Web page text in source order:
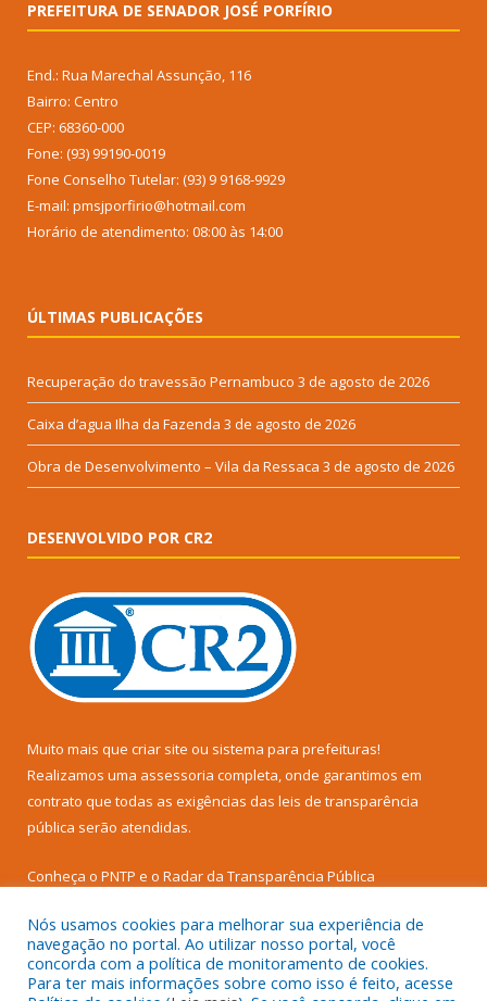
PREFEITURA DE SENADOR JOSÉ PORFÍRIO
End.: Rua Marechal Assunção, 116
Bairro: Centro
CEP: 68360-000
Fone: (93) 99190-0019
Fone Conselho Tutelar: (93) 9 9168-9929
E-mail: pmsjporfirio@hotmail.com
Horário de atendimento: 08:00 às 14:00
ÚLTIMAS PUBLICAÇÕES
Recuperação do travessão Pernambuco 3 de agosto de 2026
Caixa d’agua Ilha da Fazenda 3 de agosto de 2026
Obra de Desenvolvimento – Vila da Ressaca 3 de agosto de 2026
DESENVOLVIDO POR CR2
Muito mais que criar site ou sistema para prefeituras!
Realizamos uma assessoria completa, onde garantimos em
contrato que todas as exigências das leis de transparência
pública serão atendidas.
Conheça o PNTP e o Radar da Transparência Pública
Todos os direitos reservados a Prefeitura Municipal de Senador
Nós usamos cookies para melhorar sua experiência de
navegação no portal. Ao utilizar nosso portal, você
concorda com a política de monitoramento de cookies.
Para ter mais informações sobre como isso é feito, acesse